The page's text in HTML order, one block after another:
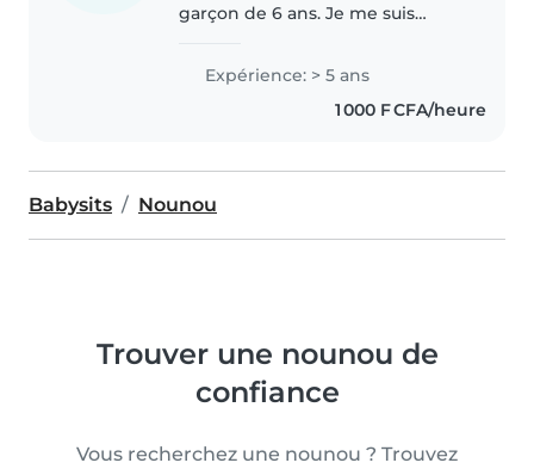
garçon de 6 ans. Je me suis
Pendant mes études
supérieures, j'ai fait beaucoup de
Expérience: > 5 ans
1 000 F CFA/heure
Babysits Nounou
Trouver une nounou de
confiance
Vous recherchez une nounou ? Trouvez